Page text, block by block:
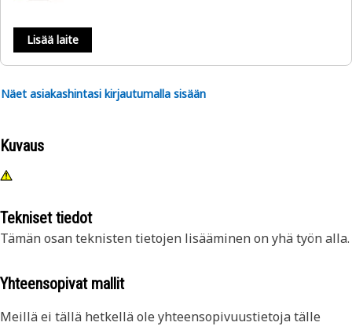
Lisää laite
Näet asiakashintasi kirjautumalla sisään
Kuvaus
Tekniset tiedot
Tämän osan teknisten tietojen lisääminen on yhä työn alla.
Yhteensopivat mallit
Meillä ei tällä hetkellä ole yhteensopivuustietoja tälle